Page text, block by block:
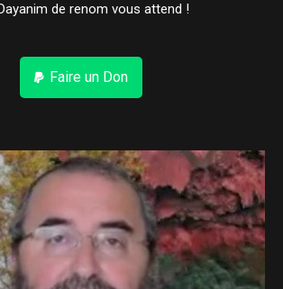
de renom vous attend !
Faire un Don